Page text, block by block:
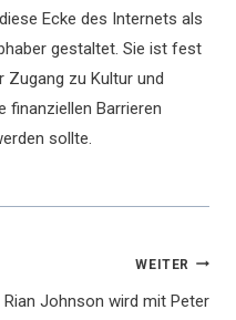
Ecke des Internets als
gestaltet. Sie ist fest
Zugang zu Kultur und
finanziellen Barrieren
sollte.
WEITER
Rian Johnson wird mit Peter